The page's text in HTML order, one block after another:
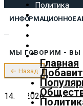
Политика
Экономика
Культура
Предложить
О нас
ИНФОРМАЦИОННОЕ
Главная
МЫ ГОВОРИМ - ВЫ
← Назад
14.02.2026